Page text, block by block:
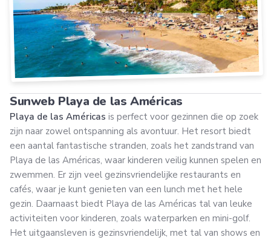
Sunweb Playa de las Américas
Playa de las Américas is perfect voor gezinnen die op zoek
zijn naar zowel ontspanning als avontuur. Het resort biedt
een aantal fantastische stranden, zoals het zandstrand van
Playa de las Américas, waar kinderen veilig kunnen spelen en
zwemmen. Er zijn veel gezinsvriendelijke restaurants en
cafés, waar je kunt genieten van een lunch met het hele
gezin. Daarnaast biedt Playa de las Américas tal van leuke
activiteiten voor kinderen, zoals waterparken en mini-golf.
Het uitgaansleven is gezinsvriendelijk, met tal van shows en